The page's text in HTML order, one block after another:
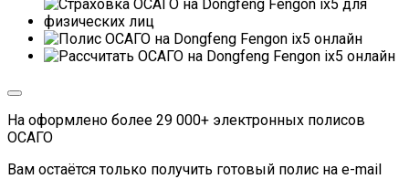
На оформлено более 29 000+ электронных полисов
ОСАГО
Вам остаётся только получить готовый полис на e-mail